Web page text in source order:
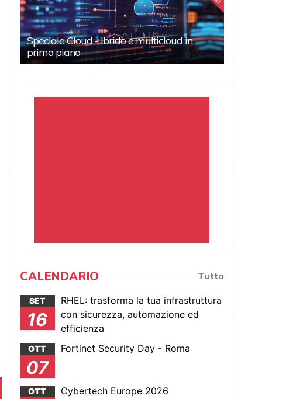
Speciale Cloud - Ibrido e multicloud in
primo piano
CALENDARIO Tutto
SET
16
RHEL: trasforma la tua infrastruttura
con sicurezza, automazione ed
efficienza
OTT
07
Fortinet Security Day - Roma
OTT Cybertech Europe 2026